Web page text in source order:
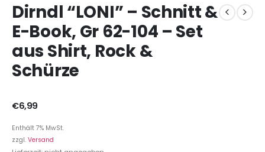
Dirndl “LONI” – Schnitt &
E-Book, Gr 62-104 – Set
aus Shirt, Rock &
Schürze
€6,99
Enthält 7% MwSt.
zzgl. Versand